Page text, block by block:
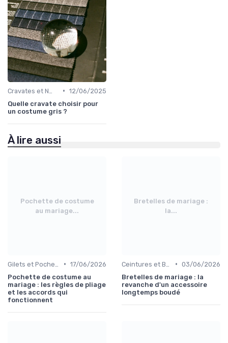
• 12/06/2025
Quelle cravate choisir pour
un costume gris ?
À lire aussi
Pochette de costume
au mariage...
• 17/06/2026
Pochette de costume au
mariage : les règles de pliage
et les accords qui
fonctionnent
Bretelles de mariage :
la...
• 03/06/2026
Bretelles de mariage : la
revanche d'un accessoire
longtemps boudé